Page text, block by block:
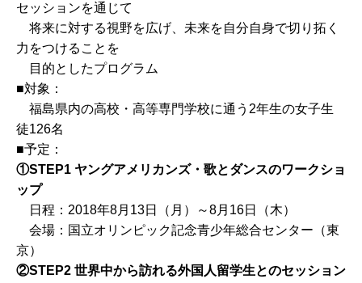
セッションを通じて
将来に対する視野を広げ、未来を自分自身で切り拓く
力をつけることを
目的としたプログラム
■対象：
福島県内の高校・高等専門学校に通う2年生の女子生
徒126名
■予定：
①STEP1 ヤングアメリカンズ・歌とダンスのワークショ
ップ
日程：2018年8月13日（月）～8月16日（木）
会場：国立オリンピック記念青少年総合センター（東
京）
②STEP2 世界中から訪れる外国人留学生とのセッション